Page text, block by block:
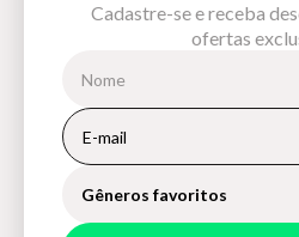
Cadastre-se e receba
ofertas
Gêneros favoritos